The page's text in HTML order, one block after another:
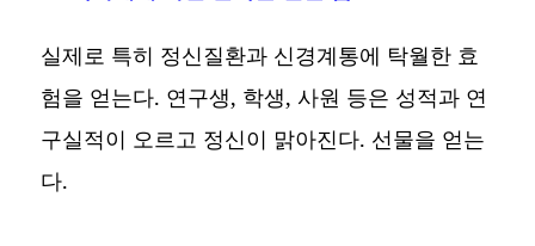
실제로 특히 정신질환과 신경계통에 탁월한 효
험을 얻는다. 연구생, 학생, 사원 등은 성적과 연
구실적이 오르고 정신이 맑아진다. 선물을 얻는
다.